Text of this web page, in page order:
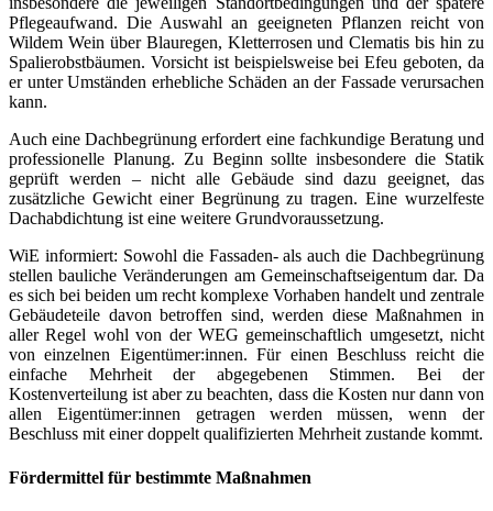
insbesondere die jeweiligen Standortbedingungen und der spätere
Pflegeaufwand. Die Auswahl an geeigneten Pflanzen reicht von
Wildem Wein über Blauregen, Kletterrosen und Clematis bis hin zu
Spalierobstbäumen. Vorsicht ist beispielsweise bei Efeu geboten, da
er unter Umständen erhebliche Schäden an der Fassade verursachen
kann.
Auch eine Dachbegrünung erfordert eine fachkundige Beratung und
professionelle Planung. Zu Beginn sollte insbesondere die Statik
geprüft werden – nicht alle Gebäude sind dazu geeignet, das
zusätzliche Gewicht einer Begrünung zu tragen. Eine wurzelfeste
Dachabdichtung ist eine weitere Grundvoraussetzung.
WiE informiert: Sowohl die Fassaden- als auch die Dachbegrünung
stellen bauliche Veränderungen am Gemeinschaftseigentum dar. Da
es sich bei beiden um recht komplexe Vorhaben handelt und zentrale
Gebäudeteile davon betroffen sind, werden diese Maßnahmen in
aller Regel wohl von der WEG gemeinschaftlich umgesetzt, nicht
von einzelnen Eigentümer:innen. Für einen Beschluss reicht die
einfache Mehrheit der abgegebenen Stimmen. Bei der
Kostenverteilung ist aber zu beachten, dass die Kosten nur dann von
allen Eigentümer:innen getragen werden müssen, wenn der
Beschluss mit einer doppelt qualifizierten Mehrheit zustande kommt.
Fördermittel für bestimmte Maßnahmen